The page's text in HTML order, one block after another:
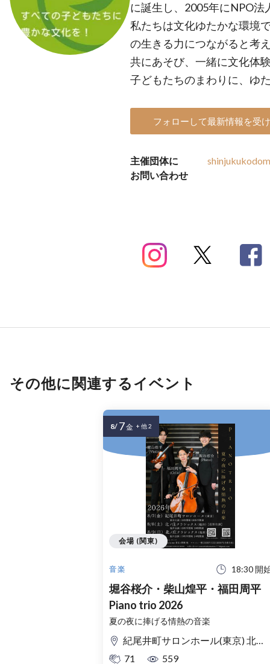
に誕生し、2005年にNPO
私たちは文化ゆたかな環境
の生きる力につながると考
共にあそび、一緒に文化体
子どもたちのまわりに、ゆ
フォローして最新情報を受
主催団体に
お問い合わせ
その他に関連するイベント
音楽 18:30 開
堀谷桜介・柴山煌平・福田周平
Piano trio 2026
夏の夜に捧げる情熱の音楽
紀尾井町サロンホール(東京) 北ノ庄クラシックス(福井)
71
559
会場 (関東)
8/ 7金 + 他 2